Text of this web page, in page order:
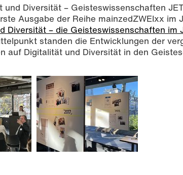
Diversität – Geisteswissenschaften
Ausgabe der Reihe mainzedZWEIxx im
Diversität – die Geisteswissenschaften im
standen die Entwicklungen der
auf Digitalität und Diversität in den